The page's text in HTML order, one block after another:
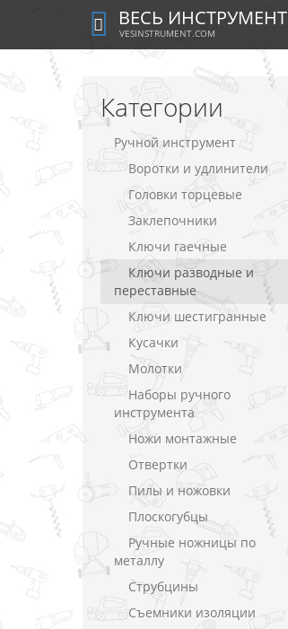
ВЕСЬ ИНСТРУМЕНТ
VESINSTRUMENT.COM
Категории
Ручной инструмент
Воротки и удлинители
Головки торцевые
Заклепочники
Ключи гаечные
Ключи разводные и
переставные
Ключи шестигранные
Кусачки
Молотки
Наборы ручного
инструмента
Ножи монтажные
Отвертки
Пилы и ножовки
Плоскогубцы
Ручные ножницы по
металлу
Струбцины
Съемники изоляции